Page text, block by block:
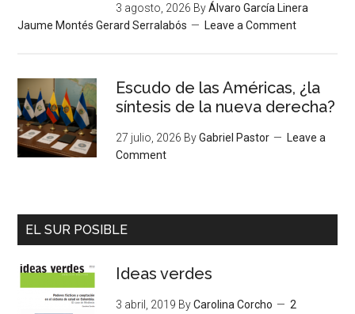
3 agosto, 2026 ByÁlvaro García Linera
Jaume Montés Gerard Serralabós
Leave a Comment
Escudo de las Américas, ¿la
síntesis de la nueva derecha?
27 julio, 2026 ByGabriel Pastor
Leave a
Comment
EL SUR POSIBLE
Ideas verdes
3 abril, 2019 ByCarolina Corcho
2